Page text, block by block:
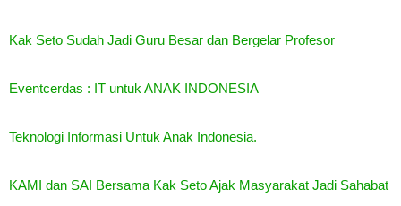
Kak Seto Sudah Jadi Guru Besar dan Bergelar Profesor
Eventcerdas : IT untuk ANAK INDONESIA
Teknologi Informasi Untuk Anak Indonesia.
KAMI dan SAI Bersama Kak Seto Ajak Masyarakat Jadi Sahabat